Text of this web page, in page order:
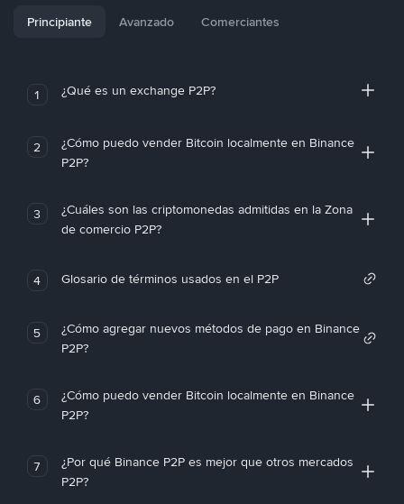
Principiante Avanzado Comerciantes
1 ¿Qué es un exchange P2P?
2
¿Cómo puedo vender Bitcoin localmente en Binance
P2P?
3
¿Cuáles son las criptomonedas admitidas en la Zona
de comercio P2P?
4 Glosario de términos usados en el P2P
5
¿Cómo agregar nuevos métodos de pago en Binance
P2P?
6
¿Cómo puedo vender Bitcoin localmente en Binance
P2P?
7
¿Por qué Binance P2P es mejor que otros mercados
P2P?